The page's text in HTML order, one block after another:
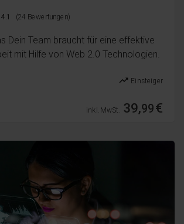
4.1 (24 Bewertungen)
Dein Team braucht für eine effektive
mit Hilfe von Web 2.0 Technologien.
trending_up Einsteiger
inkl. MwSt. 39,99€